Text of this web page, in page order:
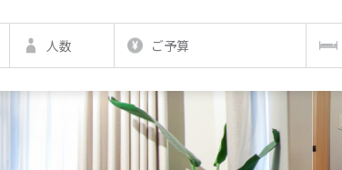
人数 ご予算